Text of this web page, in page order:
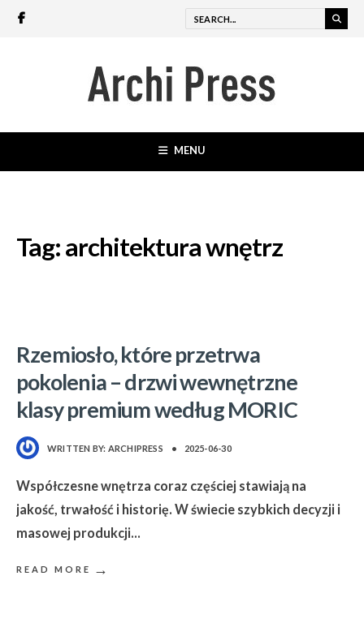
MENU
Tag:architektura wnętrz
Rzemiosło, które przetrwa
pokolenia – drzwi wewnętrzne
klasy premium według MORIC
WRITTEN BY: ARCHIPRESS • 2025-06-30
Współczesne wnętrza coraz częściej stawiają na
jakość, trwałość i historię. W świecie szybkich decyzji i
masowej produkcji...
READ MORE →